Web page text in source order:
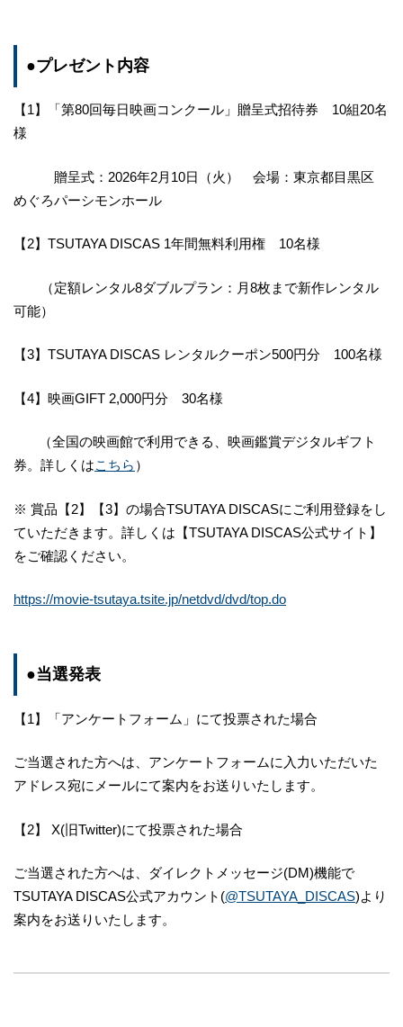
●プレゼント内容
【1】「第80回毎日映画コンクール」贈呈式招待券 10組20名
様
贈呈式：2026年2月10日（火） 会場：東京都目黒区
めぐろパーシモンホール
【2】TSUTAYA DISCAS 1年間無料利用権 10名様
（定額レンタル8ダブルプラン：月8枚まで新作レンタル
可能）
【3】TSUTAYA DISCAS レンタルクーポン500円分 100名様
【4】映画GIFT 2,000円分 30名様
（全国の映画館で利用できる、映画鑑賞デジタルギフト
券。詳しくはこちら ）
※ 賞品【2】【3】の場合TSUTAYA DISCASにご利用登録をし
ていただきます。詳しくは【TSUTAYA DISCAS公式サイト】
をご確認ください。
https://movie-tsutaya.tsite.jp/netdvd/dvd/top.do
●当選発表
【1】「アンケートフォーム」にて投票された場合
ご当選された方へは、アンケートフォームに入力いただいた
アドレス宛にメールにて案内をお送りいたします。
【2】 X(旧Twitter)にて投票された場合
ご当選された方へは、ダイレクトメッセージ(DM)機能で
TSUTAYA DISCAS公式アカウント(@TSUTAYA_DISCAS)より
案内をお送りいたします。